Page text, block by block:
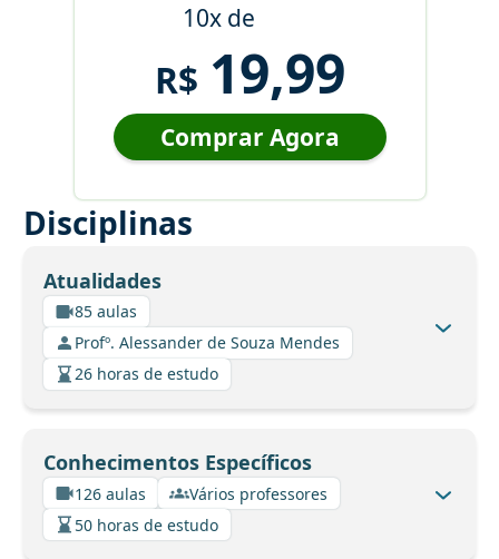
10x de
R$ 19,99
Comprar Agora
Disciplinas
Atualidades
85 aulas
Profº. Alessander de Souza Mendes
26 horas de estudo
Conhecimentos Específicos
126 aulas
Vários professores
50 horas de estudo